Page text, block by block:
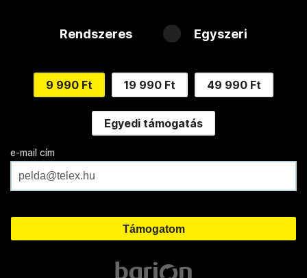
Rendszeres Egyszeri
9 990 Ft 19 990 Ft 49 990 Ft
Egyedi támogatás
e-mail cím